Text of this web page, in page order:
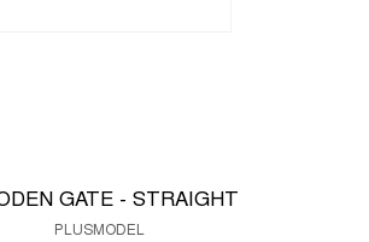
GATE - STRAIGHT
PLUSMODEL